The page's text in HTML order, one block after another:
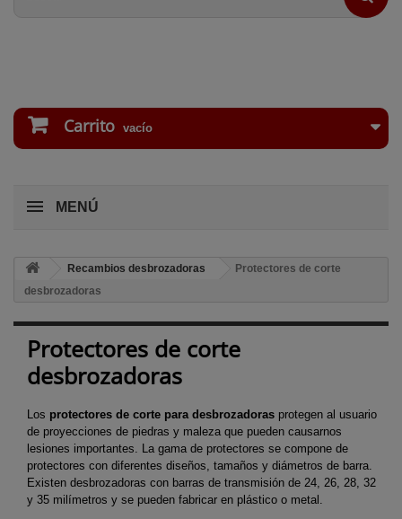
Carrito vacío
MENÚ
Recambios desbrozadoras
Protectores de corte
desbrozadoras
Protectores de corte
desbrozadoras
Los protectores de corte para desbrozadoras protegen al usuario
de proyecciones de piedras y maleza que pueden causarnos
lesiones importantes. La gama de protectores se compone de
protectores con diferentes diseños, tamaños y diámetros de barra.
Existen desbrozadoras con barras de transmisión de 24, 26, 28, 32
y 35 milímetros y se pueden fabricar en plástico o metal.